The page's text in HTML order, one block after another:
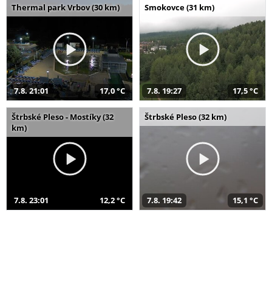
Thermal park Vrbov (30 km)
7.8. 21:01 17,0 °C
Smokovce (31 km)
7.8. 19:27 17,5 °C
Štrbské Pleso - Mostíky (32
km)
7.8. 23:01 12,2 °C
Štrbské Pleso (32 km)
7.8. 19:42 15,1 °C